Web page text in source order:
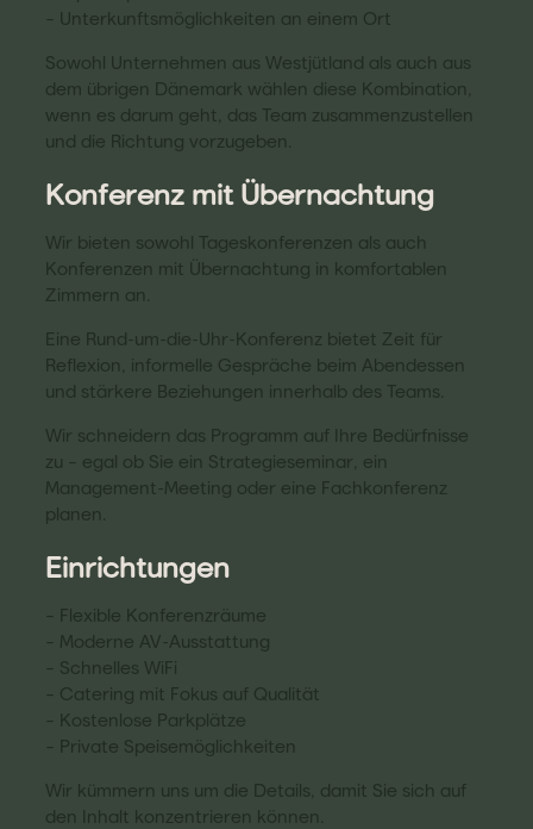
– Unterkunftsmöglichkeiten an einem Ort
Sowohl Unternehmen aus Westjütland als auch aus
dem übrigen Dänemark wählen diese Kombination,
wenn es darum geht, das Team zusammenzustellen
und die Richtung vorzugeben.
Konferenz mit Übernachtung
Wir bieten sowohl Tageskonferenzen als auch
Konferenzen mit Übernachtung in komfortablen
Zimmern an.
Eine Rund-um-die-Uhr-Konferenz bietet Zeit für
Reflexion, informelle Gespräche beim Abendessen
und stärkere Beziehungen innerhalb des Teams.
Wir schneidern das Programm auf Ihre Bedürfnisse
zu – egal ob Sie ein Strategieseminar, ein
Management-Meeting oder eine Fachkonferenz
planen.
Einrichtungen
– Flexible Konferenzräume
– Moderne AV-Ausstattung
– Schnelles WiFi
– Catering mit Fokus auf Qualität
– Kostenlose Parkplätze
– Private Speisemöglichkeiten
Wir kümmern uns um die Details, damit Sie sich auf
den Inhalt konzentrieren können.